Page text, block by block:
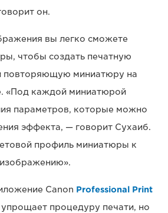
он.
вы легко сможете
чтобы создать печатную
повторяющую миниатюру на
«Под каждой миниатюрой
параметров, которые можно
эффекта, — говорит Сухаиб.
профиль миниатюры к
Canon Professional Print
упрощает процедуру печати, но